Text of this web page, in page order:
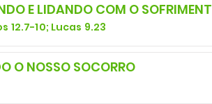
E LIDANDO COM O
12.7-10; Lucas 9.23
O NOSSO SOCORRO